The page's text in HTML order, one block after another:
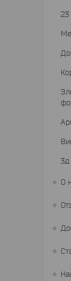
23
3д
О